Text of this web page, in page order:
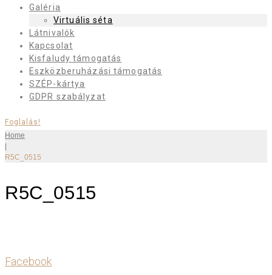
Galéria
Virtuális séta
Látnivalók
Kapcsolat
Kisfaludy támogatás
Eszközberuházási támogatás
SZÉP-kártya
GDPR szabályzat
Foglalás!
Home
R5C_0515
R5C_0515
Facebook